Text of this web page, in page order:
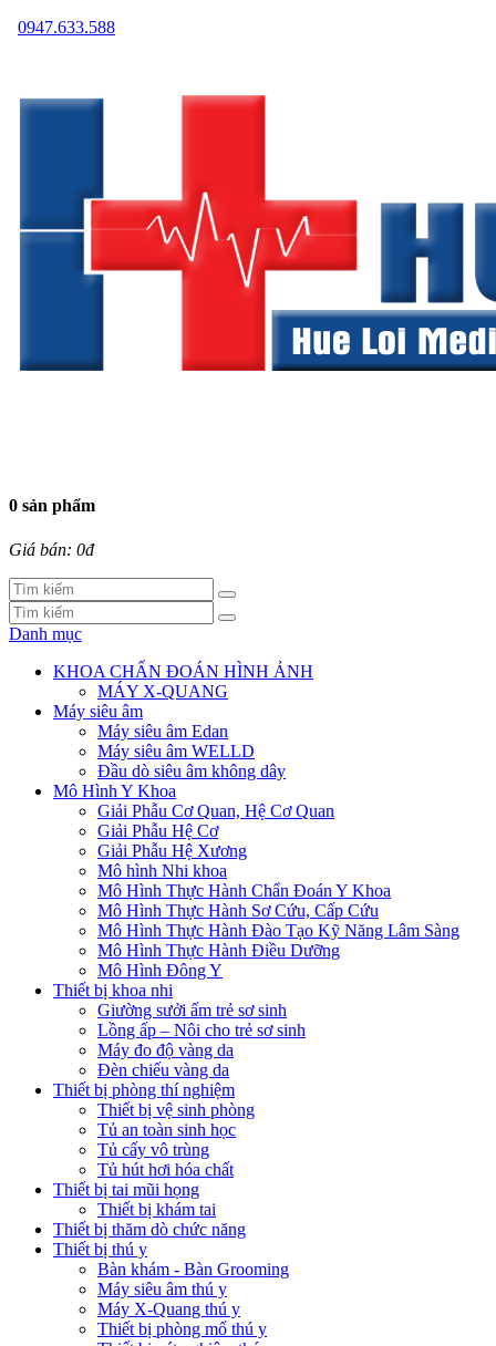
0947.633.588
0 sản phẩm
Giá bán: 0đ
Danh mục
KHOA CHẨN ĐOÁN HÌNH ẢNH
MÁY X-QUANG
Máy siêu âm
Máy siêu âm Edan
Máy siêu âm WELLD
Đầu dò siêu âm không dây
Mô Hình Y Khoa
Giải Phẫu Cơ Quan, Hệ Cơ Quan
Giải Phẫu Hệ Cơ
Giải Phẫu Hệ Xương
Mô hình Nhi khoa
Mô Hình Thực Hành Chẩn Đoán Y Khoa
Mô Hình Thực Hành Sơ Cứu, Cấp Cứu
Mô Hình Thực Hành Đào Tạo Kỹ Năng Lâm Sàng
Mô Hình Thực Hành Điều Dưỡng
Mô Hình Đông Y
Thiết bị khoa nhi
Giường sưởi ấm trẻ sơ sinh
Lồng ấp – Nôi cho trẻ sơ sinh
Máy đo độ vàng da
Đèn chiếu vàng da
Thiết bị phòng thí nghiệm
Thiết bị vệ sinh phòng
Tủ an toàn sinh học
Tủ cấy vô trùng
Tủ hút hơi hóa chất
Thiết bị tai mũi họng
Thiết bị khám tai
Thiết bị thăm dò chức năng
Thiết bị thú y
Bàn khám - Bàn Grooming
Máy siêu âm thú y
Máy X-Quang thú y
Thiết bị phòng mổ thú y